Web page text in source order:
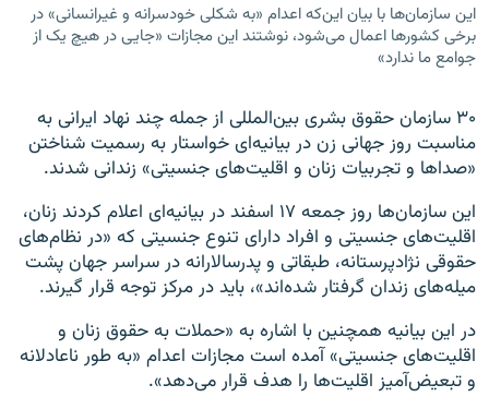
این سازمان‌ها با بیان این‌که اعدام «به شکلی خودسرانه و غیرانسانی» در
برخی کشورها اعمال می‌شود، نوشتند این مجازات «جایی در هیچ یک از
جوامع ما ندارد»
۳۰ سازمان حقوق بشری بین‌المللی از جمله چند نهاد ایرانی به
مناسبت روز جهانی زن در بیانیه‌ای خواستار به رسمیت شناختن
«صداها و تجربیات زنان و اقلیت‌های جنسیتی» زندانی شدند.
این سازمان‌ها روز جمعه ۱۷ اسفند در بیانیه‌ای اعلام کردند زنان،
اقلیت‌های جنسیتی و افراد دارای تنوع جنسیتی که «در نظام‌های
حقوقی نژادپرستانه، طبقاتی و پدرسالارانه در سراسر جهان پشت
میله‌های زندان گرفتار شده‌اند»، باید در مرکز توجه قرار گیرند.
در این بیانیه همچنین با اشاره به «حملات به حقوق زنان و
اقلیت‌های جنسیتی» آمده است مجازات اعدام «به طور ناعادلانه
و تبعیض‌آمیز اقلیت‌ها را هدف قرار می‌دهد».